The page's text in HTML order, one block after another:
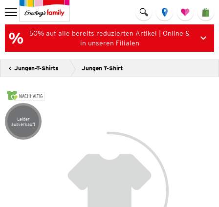
50% auf alle bereits reduzierten Artikel | Online &
in unseren Filialen
Jungen-T-Shirts Jungen T-Shirt
NACHHALTIG
Artikel leider ausverkauft
Leider
ausverkauft